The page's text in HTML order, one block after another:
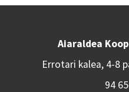
Aiaraldea
Errotari kalea, 4-8
94